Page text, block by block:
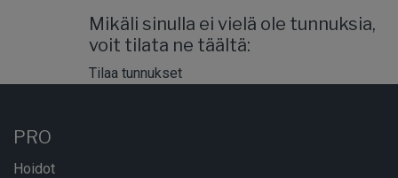
Mikäli sinulla ei vielä ole tunnuksia,
voit tilata ne täältä:
Tilaa tunnukset
PRO
Hoidot